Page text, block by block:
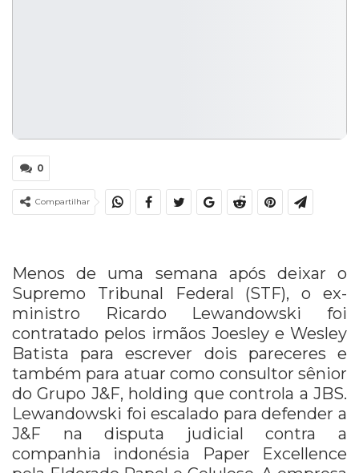
0
Compartilhar
Menos de uma semana após deixar o
Supremo Tribunal Federal (STF), o ex-
ministro Ricardo Lewandowski foi
contratado pelos irmãos Joesley e Wesley
Batista para escrever dois pareceres e
também para atuar como consultor sênior
do Grupo J&F, holding que controla a JBS.
Lewandowski foi escalado para defender a
J&F na disputa judicial contra a
companhia indonésia Paper Excellence